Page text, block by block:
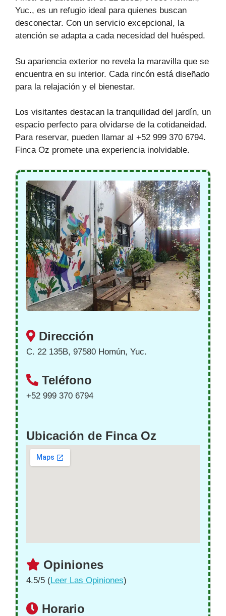
Yuc., es un refugio ideal para quienes buscan
desconectar. Con un servicio excepcional, la
atención se adapta a cada necesidad del huésped.
Su apariencia exterior no revela la maravilla que se
encuentra en su interior. Cada rincón está diseñado
para la relajación y el bienestar.
Los visitantes destacan la tranquilidad del jardín, un
espacio perfecto para olvidarse de la cotidaneidad.
Para reservar, pueden llamar al +52 999 370 6794.
Finca Oz promete una experiencia inolvidable.
Dirección
C. 22 135B, 97580 Homún, Yuc.
Teléfono
+52 999 370 6794
Ubicación de Finca Oz
Opiniones
4.5/5 (Leer Las Opiniones)
Horario